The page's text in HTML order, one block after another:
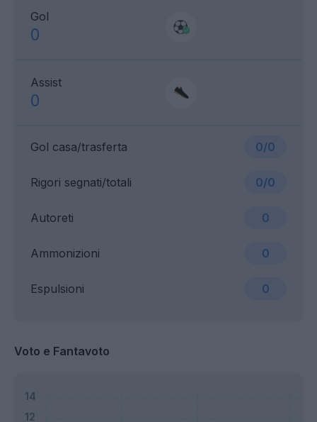
Gol
0
Assist
0
Gol casa/trasferta 0/0
Ammonizioni 0
Rigori segnati/totali 0/0
Espulsioni 0
Autoreti 0
Voto e Fantavoto